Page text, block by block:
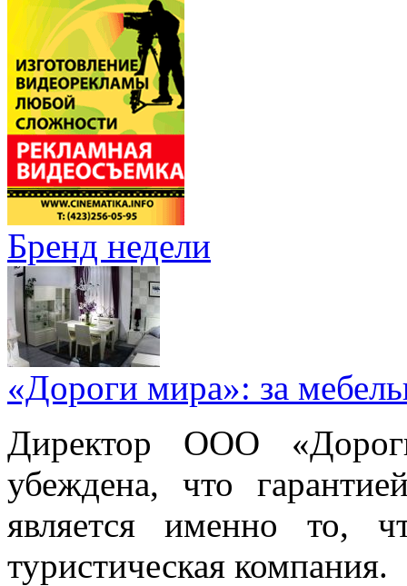
Бренд недели
«Дороги мира»: за
Директор ООО
убеждена, что
является именно то,
туристическая компания.